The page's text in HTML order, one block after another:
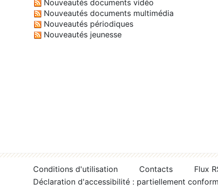
Nouveautés documents vidéo
Nouveautés documents multimédia
Nouveautés périodiques
Nouveautés jeunesse
Conditions d'utilisation Contacts
Flux
Déclaration d'accessibilité : partiellement